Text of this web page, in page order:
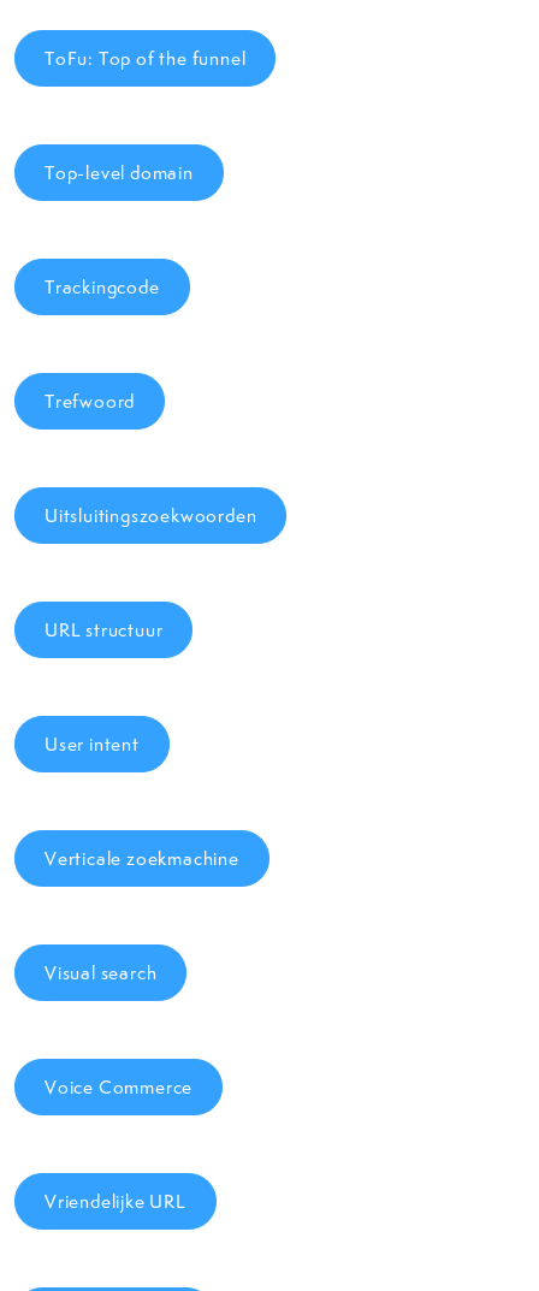
ToFu: Top of the funnel
Top-level domain
Trackingcode
Trefwoord
Uitsluitingszoekwoorden
URL structuur
User intent
Verticale zoekmachine
Visual search
Voice Commerce
Vriendelijke URL